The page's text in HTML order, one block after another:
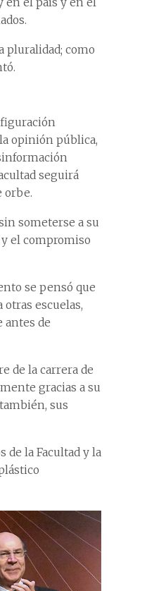
pluralidad; como
opinión pública,
seguirá
orbe.
someterse a su
el compromiso
se pensó que
escuelas,
antes de
de la carrera de
gracias a su
sus
de la Facultad y la